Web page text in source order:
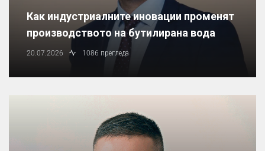
Как индустриалните иновации променят
производството на бутилирана вода
20.07.2026 1086 прегледа